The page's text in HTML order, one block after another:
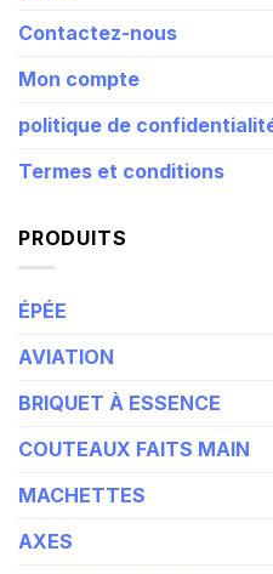
Contactez-nous
Mon compte
politique de
Termes et conditions
PRODUITS
ÉPÉE
AVIATION
BRIQUET À ESSENCE
COUTEAUX FAITS MAIN
MACHETTES
AXES